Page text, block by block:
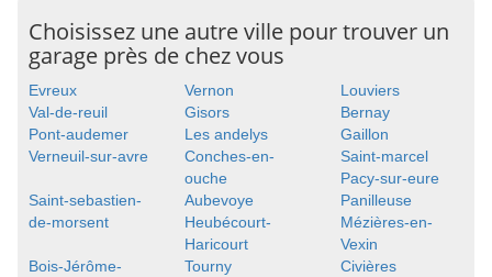
Choisissez une autre ville pour trouver un
garage près de chez vous
Evreux Vernon
Louviers
Val-de-reuil
Gisors
Bernay
Pont-audemer
Les andelys
Gaillon
Verneuil-sur-avre
Conches-en-
ouche
Saint-marcel
Pacy-sur-eure
Saint-sebastien-
de-morsent
Aubevoye
Panilleuse
Heubécourt-
Haricourt
Mézières-en-
Vexin
Bois-Jérôme-
Tourny
Civières